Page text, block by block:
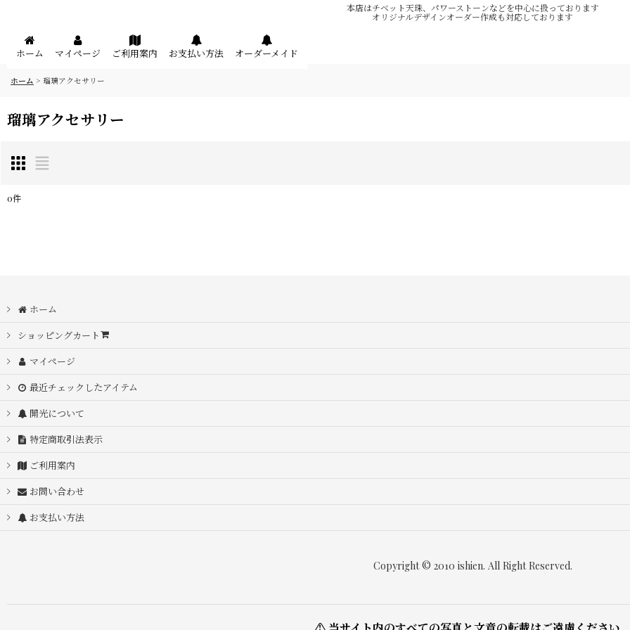
本店はチベット天珠、パワーストーンなどを中心に扱っております
オリジナルデザインオーダー作成も対応しております
メニュー
ホーム マイページ ご利用案内 お支払い方法 オーダーメイド
ホーム > 瑠璃アクセサリー
瑠璃アクセサリー
並び順:
0件
ホーム
ショッピングカート
マイページ
最近チェックしたアイテム
開光について
特定商取引法表示
ご利用案内
お問い合わせ
お支払い方法
Copyright © 2010 ishien. All Right Reserved.